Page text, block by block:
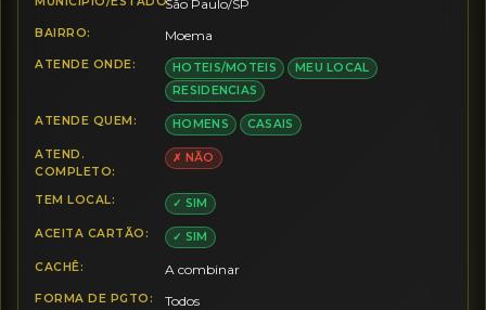
São Paulo/SP
BAIRRO: Moema
ATENDE ONDE: HOTEIS/MOTEIS
MEU LOCAL
RESIDENCIAS
ATENDE QUEM: HOMENS CASAIS
ATEND.
COMPLETO:
✗ NÃO
TEM LOCAL: ✓ SIM
ACEITA CARTÃO: ✓ SIM
CACHÊ: A combinar
FORMA DE PGTO: Todos